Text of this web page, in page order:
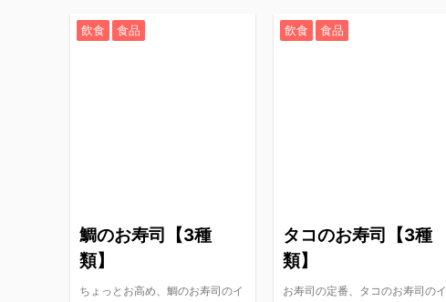
飲食 食品
鯛のお寿司【3種
類】
ちょっとお高め、鯛のお寿司のイ
飲食 食品
タコのお寿司【3種
類】
お寿司の定番、タコのお寿司のイ